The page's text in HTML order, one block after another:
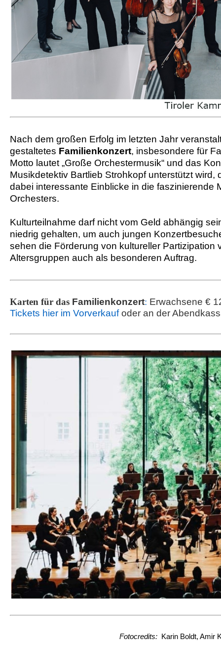
Nach dem großen Erfolg im letzten Jahr
gestaltetes Familienkonzert, insbesondere für
Motto lautet „Große Orchestermusik“ und das
Musikdetektiv Bartlieb Strohkopf unterstützt
dabei interessante Einblicke in die faszinierende
Orchesters.
Kulturteilnahme darf nicht vom Geld abhängig
niedrig gehalten, um auch jungen
sehen die Förderung von kultureller
Altersgruppen auch als besonderen Auftrag.
Karten für das Familienkonzert: Erwachsene €
Tickets hier im Vorverkaufoder an der
Fotocredits: Karin Boldt, Amir